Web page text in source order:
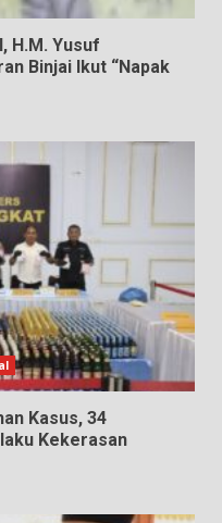
H.M. Yusuf
Binjai Ikut “Napak
Kasus, 34
Kekerasan